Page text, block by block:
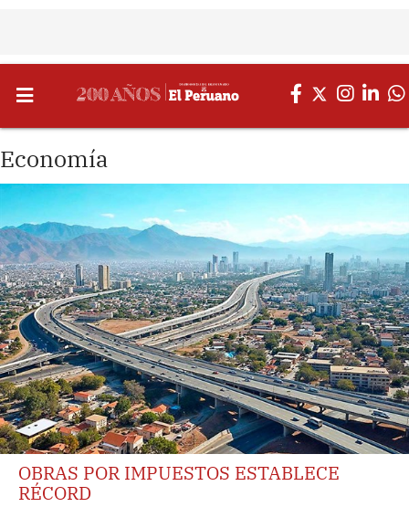
Economía
OBRAS POR IMPUESTOS ESTABLECE
RÉCORD